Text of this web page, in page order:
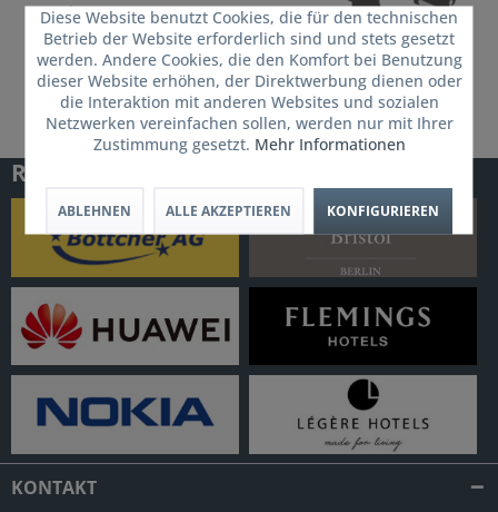
Referenzen
KONTAKT
Diese Website benutzt Cookies, die für den technischen
Betrieb der Website erforderlich sind und stets gesetzt
werden. Andere Cookies, die den Komfort bei Benutzung
dieser Website erhöhen, der Direktwerbung dienen oder
die Interaktion mit anderen Websites und sozialen
Netzwerken vereinfachen sollen, werden nur mit Ihrer
Zustimmung gesetzt. Mehr Informationen
ABLEHNEN ALLE AKZEPTIEREN KONFIGURIEREN